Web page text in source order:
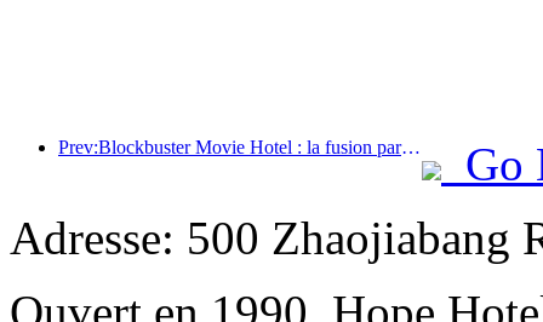
Prev:Blockbuster Movie Hotel : la fusion parfaite entre affaires et cinéma
Go
Adresse: 500 Zhaojiabang
Ouvert en 1990, Hope